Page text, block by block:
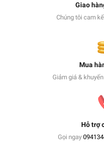
Giao
Chúng tôi cam
Mua
Giảm giá &
Hỗ trợ
Gọi ngay